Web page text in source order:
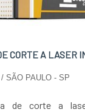
CORTE A LASER
/ SÃO PAULO - SP
de corte a